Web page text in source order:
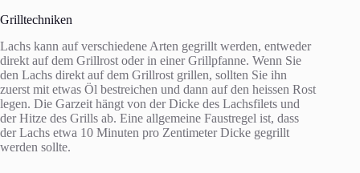
Grilltechniken
Lachs kann auf verschiedene Arten gegrillt werden, entweder
direkt auf dem Grillrost oder in einer Grillpfanne. Wenn Sie
den Lachs direkt auf dem Grillrost grillen, sollten Sie ihn
zuerst mit etwas Öl bestreichen und dann auf den heissen Rost
legen. Die Garzeit hängt von der Dicke des Lachsfilets und
der Hitze des Grills ab. Eine allgemeine Faustregel ist, dass
der Lachs etwa 10 Minuten pro Zentimeter Dicke gegrillt
werden sollte.